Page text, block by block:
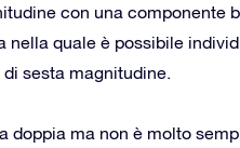
con una componente
nella quale è possibile
sesta magnitudine.
doppia ma non è molto